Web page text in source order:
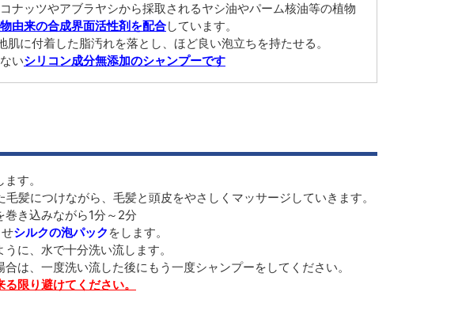
ナッツやアブラヤシから採取されるヤシ油やパーム核油等の植物
由来の合成界面活性剤を配合しています。
肌に付着した脂汚れを落とし、ほど良い泡立ちを持たせる。
いシリコン成分無添加のシャンプーです
す。
髪につけながら、毛髪と頭皮をやさしくマッサージしていきます。
き込みながら1分～2分
シルクの泡パック をします。
に、水で十分洗い流します。
は、一度洗い流した後にもう一度シャンプーをしてください。
限り避けてください。